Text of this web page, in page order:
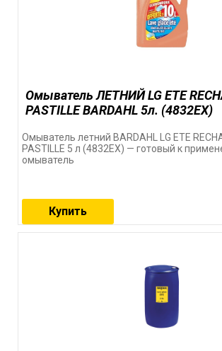
Омыватель ЛЕТНИЙ LG ETE
PASTILLE BARDAHL 5л. (4832EX)
Омыватель летний BARDAHL LG ETE
PASTILLE 5 л (4832EX) — готовый к
омыватель
Купить